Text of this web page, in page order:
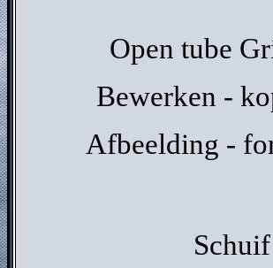
Open tube
Bewerken -
Afbeelding -